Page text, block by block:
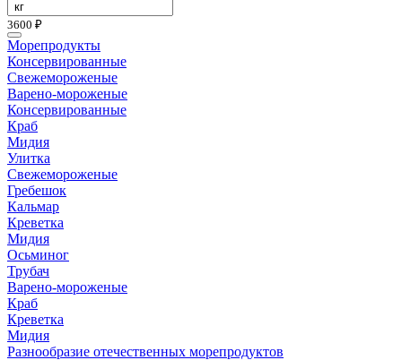
3600 ₽
Морепродукты
Консервированные
Свежемороженые
Варено-мороженые
Консервированные
Краб
Мидия
Улитка
Свежемороженые
Гребешок
Кальмар
Креветка
Мидия
Осьминог
Трубач
Варено-мороженые
Краб
Креветка
Мидия
Разнообразие отечественных морепродуктов